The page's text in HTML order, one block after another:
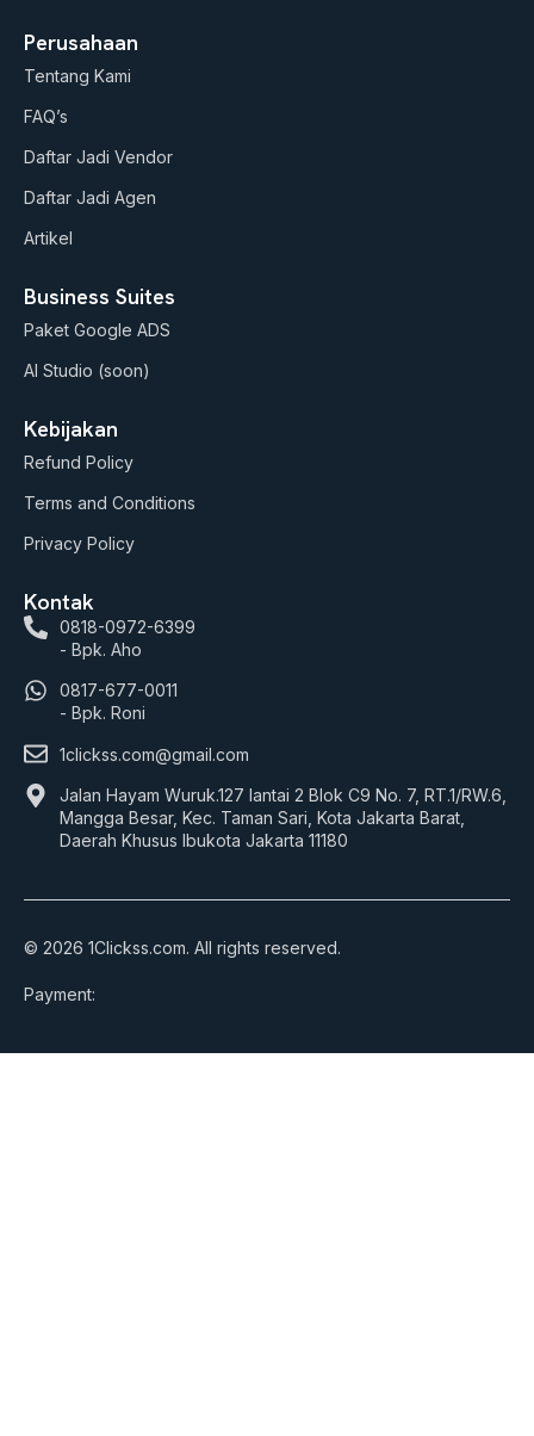
u
t
u
b
e
s
t
a
a
c
e
b
k
Perusahaan
Tentang Kami
FAQ’s
Daftar Jadi Vendor
Daftar Jadi Agen
Artikel
Business Suites
Paket Google ADS
AI Studio (soon)
Kebijakan
Refund Policy
Terms and Conditions
Privacy Policy
Kontak
0818-0972-6399
- Bpk. Aho
0817-677-0011
- Bpk. Roni
1clickss.com@gmail.com
Jalan Hayam Wuruk.127 lantai 2 Blok C9 No. 7, RT.1/RW.6,
Mangga Besar, Kec. Taman Sari, Kota Jakarta Barat,
Daerah Khusus Ibukota Jakarta 11180
© 2026 1Clickss.com. All rights reserved.
Payment: